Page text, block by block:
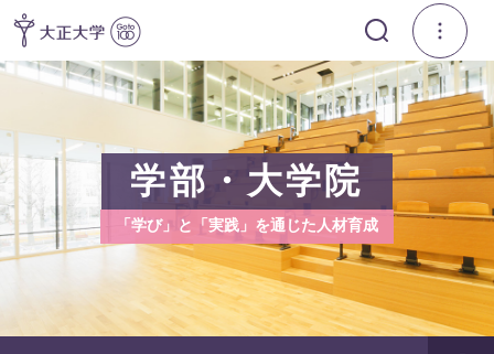
学部・大学院
「学び」と「実践」を通じた人材育成